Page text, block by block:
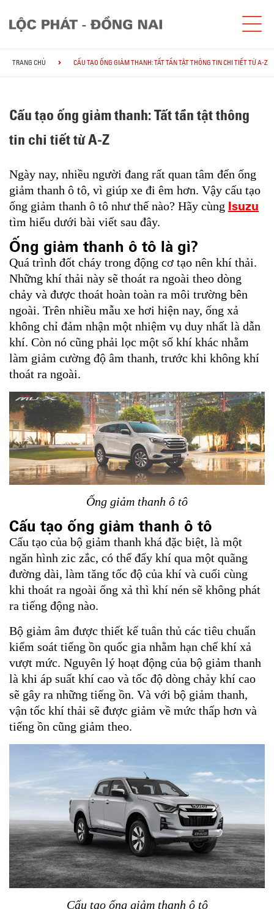
TRANG CHỦ CẤU TẠO ỐNG GIẢM THANH: TẤT TẦN TẬT THÔNG TIN CHI TIẾT TỪ A-Z
Cấu tạo ống giảm thanh: Tất tần tật thông
tin chi tiết từ A-Z
Ngày nay, nhiều người đang rất quan tâm đến ống
giảm thanh ô tô, vì giúp xe đi êm hơn. Vậy cấu tạo
ống giảm thanh ô tô như thế nào? Hãy cùng Isuzu
tìm hiểu dưới bài viết sau đây.
Ống giảm thanh ô tô là gì?
Quá trình đốt cháy trong động cơ tạo nên khí thải.
Những khí thải này sẽ thoát ra ngoài theo dòng
chảy và được thoát hoàn toàn ra môi trường bên
ngoài. Trên nhiều mẫu xe hơi hiện nay, ống xả
không chỉ đảm nhận một nhiệm vụ duy nhất là dẫn
khí. Còn nó cũng phải lọc một số khí khác nhằm
làm giảm cường độ âm thanh, trước khi không khí
thoát ra ngoài.
Ống giảm thanh ô tô
Cấu tạo ống giảm thanh ô tô
Cấu tạo của bộ giảm thanh khá đặc biệt, là một
ngăn hình zic zắc, có thể đẩy khí qua một quãng
đường dài, làm tăng tốc độ của khí và cuối cùng
khi thoát ra ngoài ống xả thì khí nén sẽ không phát
ra tiếng động nào.
Bộ giảm âm được thiết kế tuân thủ các tiêu chuẩn
kiểm soát tiếng ồn quốc gia nhằm hạn chế khí xả
vượt mức. Nguyên lý hoạt động của bộ giảm thanh
là khi áp suất khí cao và tốc độ dòng chảy khí cao
sẽ gây ra những tiếng ồn. Và với bộ giảm thanh,
vận tốc khí thải sẽ được giảm về mức thấp hơn và
tiếng ồn cũng giảm theo.
Cấu tạo ống giảm thanh ô tô